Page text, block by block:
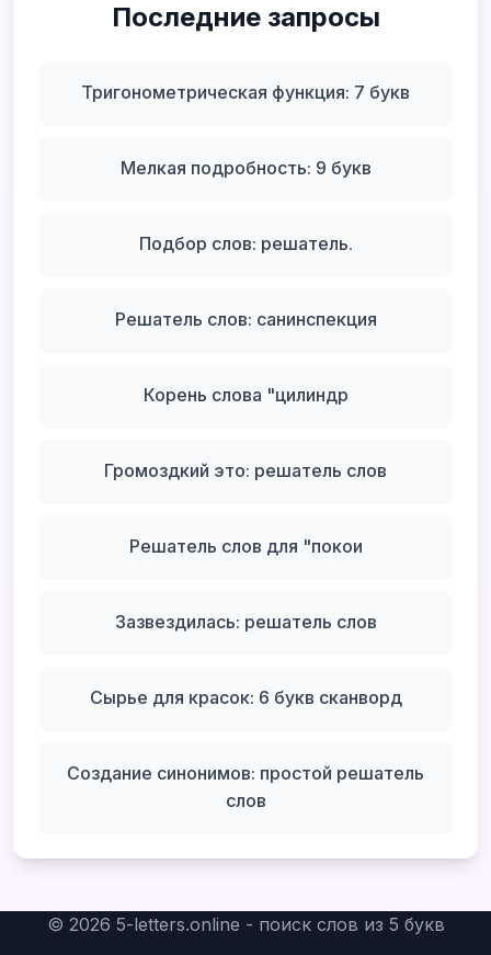
Последние запросы
Тригонометрическая функция: 7 букв
Мелкая подробность: 9 букв
Подбор слов: решатель.
Решатель слов: санинспекция
Корень слова "цилиндр
Громоздкий это: решатель слов
Решатель слов для "покои
Зазвездилась: решатель слов
Сырье для красок: 6 букв сканворд
Создание синонимов: простой решатель
слов
© 2026 5-letters.online - поиск слов из 5 букв